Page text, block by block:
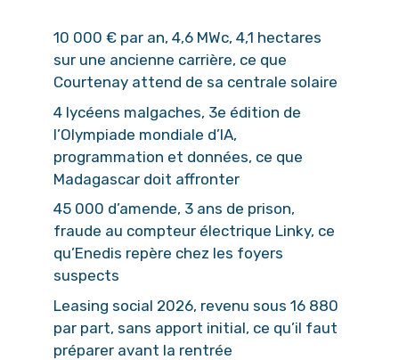
10 000 € par an, 4,6 MWc, 4,1 hectares
sur une ancienne carrière, ce que
Courtenay attend de sa centrale solaire
4 lycéens malgaches, 3e édition de
l’Olympiade mondiale d’IA,
programmation et données, ce que
Madagascar doit affronter
45 000 d’amende, 3 ans de prison,
fraude au compteur électrique Linky, ce
qu’Enedis repère chez les foyers
suspects
Leasing social 2026, revenu sous 16 880
par part, sans apport initial, ce qu’il faut
préparer avant la rentrée